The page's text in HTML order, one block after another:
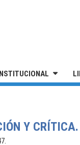
Y CRÍTICA.